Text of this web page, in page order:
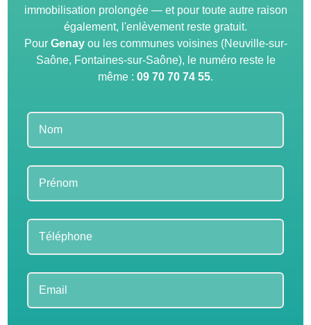
immobilisation prolongée — et pour toute autre raison
également, l'enlèvement reste gratuit.
Pour Genayou les communes voisines (Neuville-sur-
Saône, Fontaines-sur-Saône), le numéro reste le
même : 09 70 70 74 55.
Leave
this
field